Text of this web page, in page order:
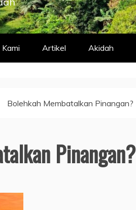
Artikel Akidah
Bolehkah Membatalkan Pinangan?
Pinangan?